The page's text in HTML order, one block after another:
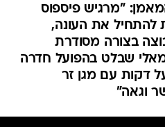
"מרגיש פיספוס
להתחיל את העונה,
בצורה מסודרת
שבלט בהפועל חדרה
דקות עם מגן זר
וגאה"